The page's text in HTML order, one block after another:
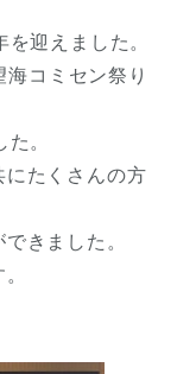
迎えました。
コミセン祭り
。
たくさんの方
きました。